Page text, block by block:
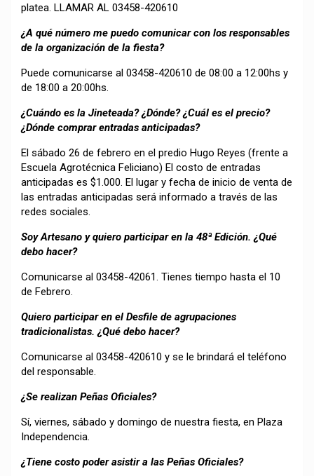
platea. LLAMAR AL 03458-420610
¿A qué número me puedo comunicar con los responsables
de la organización de la fiesta?
Puede comunicarse al 03458-420610 de 08:00 a 12:00hs y
de 18:00 a 20:00hs.
¿Cuándo es la Jineteada? ¿Dónde? ¿Cuál es el precio?
¿Dónde comprar entradas anticipadas?
El sábado 26 de febrero en el predio Hugo Reyes (frente a
Escuela Agrotécnica Feliciano) El costo de entradas
anticipadas es $1.000. El lugar y fecha de inicio de venta de
las entradas anticipadas será informado a través de las
redes sociales.
Soy Artesano y quiero participar en la 48ª Edición. ¿Qué
debo hacer?
Comunicarse al 03458-42061. Tienes tiempo hasta el 10
de Febrero.
Quiero participar en el Desfile de agrupaciones
tradicionalistas. ¿Qué debo hacer?
Comunicarse al 03458-420610 y se le brindará el teléfono
del responsable.
¿Se realizan Peñas Oficiales?
Sí, viernes, sábado y domingo de nuestra fiesta, en Plaza
Independencia.
¿Tiene costo poder asistir a las Peñas Oficiales?